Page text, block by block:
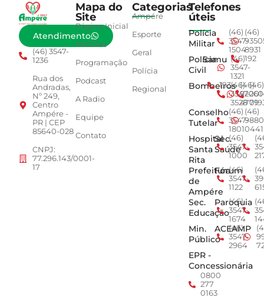
Atendimento
(46) 3547-
1236
Rua dos
Andradas,
Nº 249,
Centro
Ampére -
PR | CEP
85640-028
CNPJ:
77.296.143/0001-
17
Mapa do
Site
Página Inicial
Notícias
Programação
Podcast
A Radio
Equipe
Contato
Categorias
Ampére
Esporte
Geral
Polícia
Regional
Telefones
úteis
Polícia
Militar
(46)
3547-
1504
(46)
8931
Polícia
Civil
Samu (46)
3547-
1321
192
Bombeiros
193(46)
3547-
3528
(46)
4779
(46)
Conselho
Tutelar
(46)
3547-
1801
(46)
0441
Hospital
Santa
Rita
Sec.
Saúde
(46)
3547-
1000
Prefeitura
de
Ampére
Fórum
(46)
3547-
1122
Sec.
Educação
Paroquia
(46)
3547-
1674
Min.
Público
ACEAMP
(46)
3547-
2964
EPR -
Concessionária
0800
277
0163